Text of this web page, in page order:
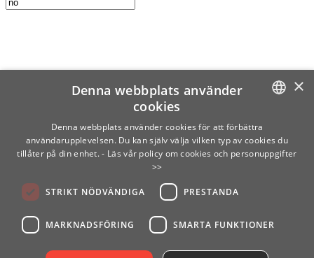
SWEDISH
×
Denna webbplats använder
cookies
Denna webbplats använder cookies för att förbättra
användarupplevelsen. Du kan själv välja vilken typ av cookies du
tillåter på din enhet. - Läs vår policy om cookies och personuppgifter
>>
STRIKT NÖDVÄNDIGA PRESTANDA
MARKNADSFÖRING SMARTA FUNKTIONER